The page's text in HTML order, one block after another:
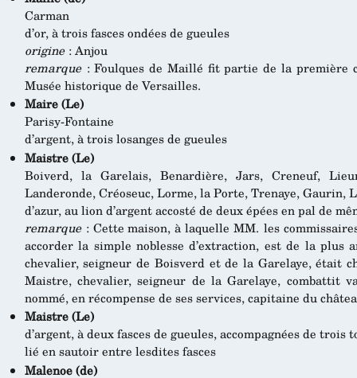
Carman
d’or, à trois fasces ondées de gueules
origine: Anjou
remarque: Foulques de Maillé fit partie de la première
Musée historique de Versailles.
Maire (Le)
Parisy-Fontaine
d’argent, à trois losanges de gueules
Maistre (Le)
Boiverd, la Garelais, Benardière, Jars, Creneuf,
Landeronde, Créoseuc, Lorme, la Porte, Trenaye, Gaurin,
d’azur, au lion d’argent accosté de deux épées en pal de
remarque: Cette maison, à laquelle MM. les
accorder la simple noblesse d’extraction, est de la
chevalier, seigneur de Boisverd et de la Garelaye, était
Maistre, chevalier, seigneur de la Garelaye, combattit
nommé, en récompense de ses services, capitaine du
Maistre (Le)
d’argent, à deux fasces de gueules, accompagnées de
lié en sautoir entre lesdites fasces
Malenoe (de)